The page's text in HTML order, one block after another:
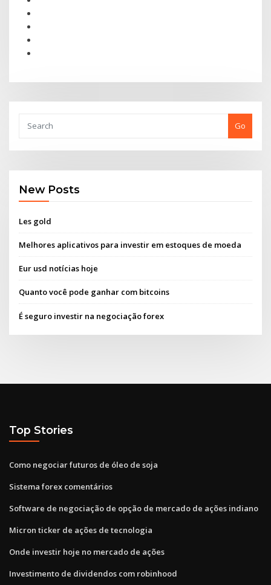
Go
New Posts
Les gold
Melhores aplicativos para investir em estoques de moeda
Eur usd notícias hoje
Quanto você pode ganhar com bitcoins
É seguro investir na negociação forex
Top Stories
Como negociar futuros de óleo de soja
Sistema forex comentários
Software de negociação de opção de mercado de ações indiano
Micron ticker de ações de tecnologia
Onde investir hoje no mercado de ações
Investimento de dividendos com robinhood